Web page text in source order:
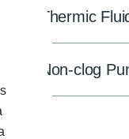
Thermic
Non-clog